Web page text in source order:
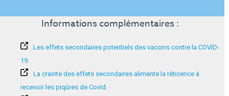
Informations complémentaires :
Les effets secondaires potentiels des vaccins contre la COVID-
19.
La crainte des effets secondaires alimente la réticence à
recevoir les piqûres de Covid.